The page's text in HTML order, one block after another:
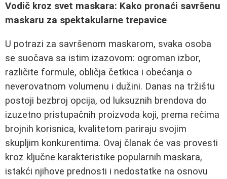
Vodič kroz svet maskara: Kako pronaći savršenu
maskaru za spektakularne trepavice
U potrazi za savršenom maskarom, svaka osoba
se suočava sa istim izazovom: ogroman izbor,
različite formule, obličja četkica i obećanja o
neverovatnom volumenu i dužini. Danas na tržištu
postoji bezbroj opcija, od luksuznih brendova do
izuzetno pristupačnih proizvoda koji, prema rečima
brojnih korisnica, kvalitetom pariraju svojim
skupljim konkurentima. Ovaj članak će vas provesti
kroz ključne karakteristike popularnih maskara,
istakći njihove prednosti i nedostatke na osnovu